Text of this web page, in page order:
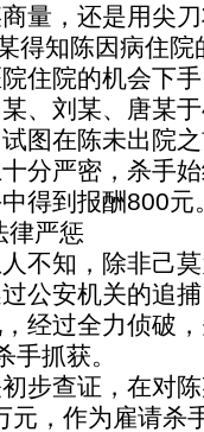
量，还是用尖
知陈因病住院
住院的机会下
、刘某、唐某
图在陈未出院
分严密，杀手
得到报酬800元
严惩
知，除非己莫
公安机关的追
经过全力侦破
手抓获。
查证，在对陈
元，作为雇请杀